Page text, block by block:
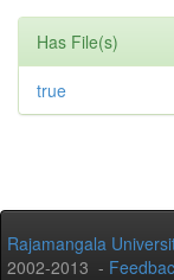
Has File(s)
true
Rajamangala
2002-2013 -